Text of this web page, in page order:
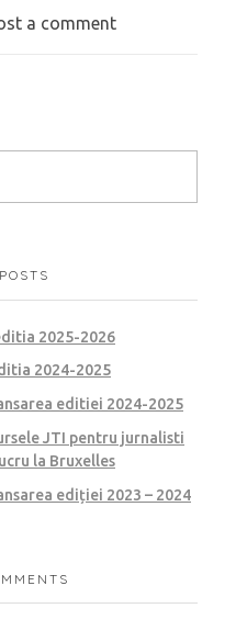
a comment
2025-2026
2024-2025
editiei 2024-2025
JTI pentru jurnalisti
la Bruxelles
ediției 2023 – 2024